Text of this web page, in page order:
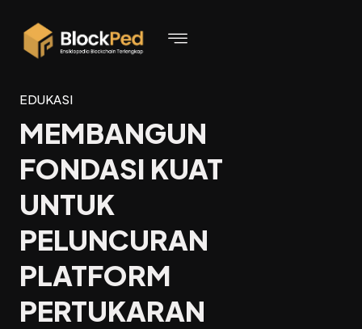
EDUKASI
MEMBANGUN
FONDASI KUAT
UNTUK
PELUNCURAN
PLATFORM
PERTUKARAN